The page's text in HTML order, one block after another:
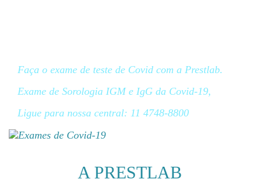
Faça o exame de teste de Covid com a Prestlab.
Exame de Sorologia IGM e IgG da Covid-19,
Ligue para nossa central: 11 4748-8800
A PRESTLAB